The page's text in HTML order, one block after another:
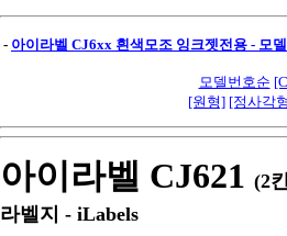
- 아이라벨 CJ6xx 흰색모조 잉크젯전용 - 모
모델번호순
[원형] [정사각
아이라벨 CJ621 (2
라벨지 - iLabels